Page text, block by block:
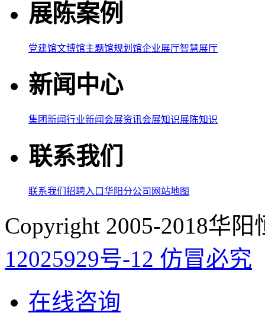
展陈案例
党建馆文博馆主题馆规划馆企业展厅智慧展厅
新闻中心
集团新闻行业新闻 会展资讯会展知识展陈知识
联系我们
联系我们 招聘入口华阳分公司 网站地图
Copyright 2005-2018华
12025929号-12 仿冒必究
在线咨询